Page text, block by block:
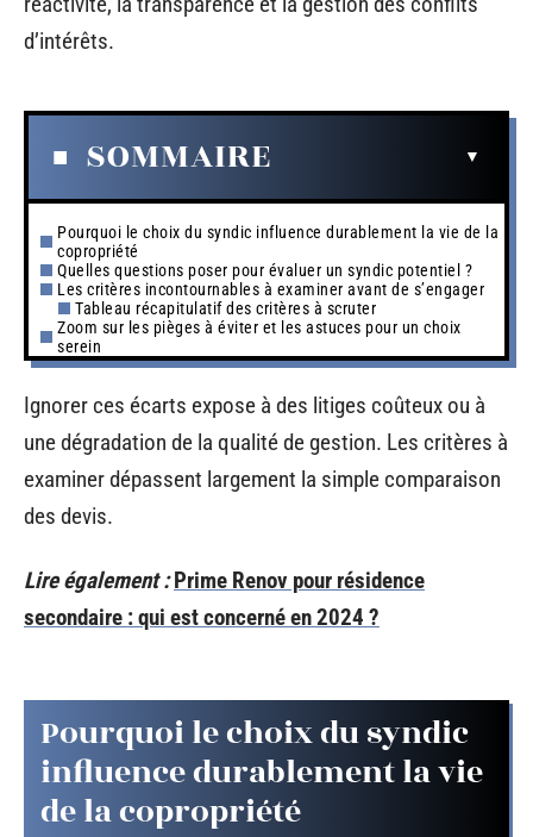
d’intérêts.
SOMMAIRE
Pourquoi le choix du syndic influence durablement la vie de la
copropriété
Quelles questions poser pour évaluer un syndic potentiel ?
Les critères incontournables à examiner avant de s’engager
Tableau récapitulatif des critères à scruter
Zoom sur les pièges à éviter et les astuces pour un choix
serein
Ignorer ces écarts expose à des litiges coûteux ou à
une dégradation de la qualité de gestion. Les critères à
examiner dépassent largement la simple comparaison
des devis.
Lire également : Prime Renov pour résidence
secondaire : qui est concerné en 2024 ?
Pourquoi le choix du syndic
influence durablement la vie
de la copropriété